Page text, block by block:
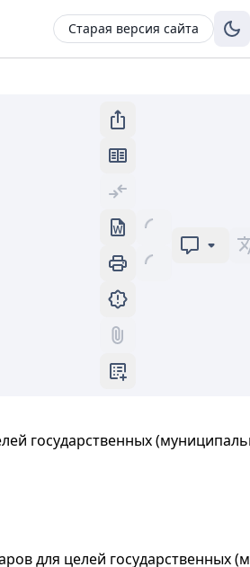
Старая версия сайта
государственных
для целей государственных